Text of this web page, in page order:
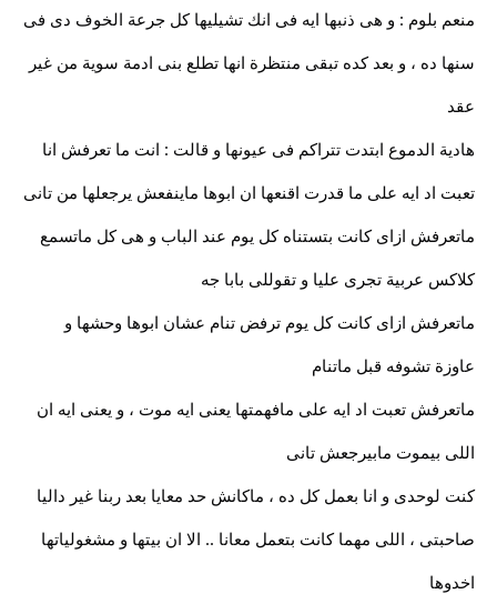
منعم بلوم : و هى ذنبها ايه فى انك تشيليها كل جرعة الخوف دى فى
سنها ده ، و بعد كده تبقى منتظرة انها تطلع بنى ادمة سوية من غير
عقد
هادية الدموع ابتدت تتراكم فى عيونها و قالت : انت ما تعرفش انا
تعبت اد ايه على ما قدرت اقنعها ان ابوها ماينفعش يرجعلها من تانى
ماتعرفش ازاى كانت بتستناه كل يوم عند الباب و هى كل ماتسمع
كلاكس عربية تجرى عليا و تقوللى بابا جه
ماتعرفش ازاى كانت كل يوم ترفض تنام عشان ابوها وحشها و
عاوزة تشوفه قبل ماتنام
ماتعرفش تعبت اد ايه على مافهمتها يعنى ايه موت ، و يعنى ايه ان
اللى بيموت مابيرجعش تانى
كنت لوحدى و انا بعمل كل ده ، ماكانش حد معايا بعد ربنا غير داليا
صاحبتى ، اللى مهما كانت بتعمل معانا .. الا ان بيتها و مشغولياتها
اخدوها